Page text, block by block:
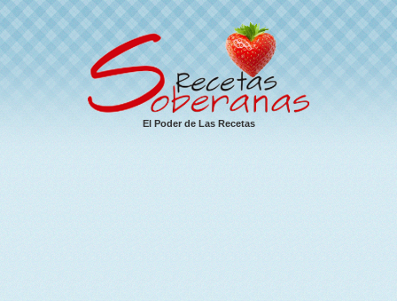
El Poder de Las Recetas